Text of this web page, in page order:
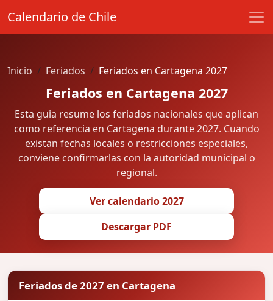
Calendario de Chile
Inicio Feriados Feriados en Cartagena 2027
Feriados en Cartagena 2027
Esta guia resume los feriados nacionales que aplican
como referencia en Cartagena durante 2027. Cuando
existan fechas locales o restricciones especiales,
conviene confirmarlas con la autoridad municipal o
regional.
Ver calendario 2027
Descargar PDF
Feriados de 2027 en Cartagena